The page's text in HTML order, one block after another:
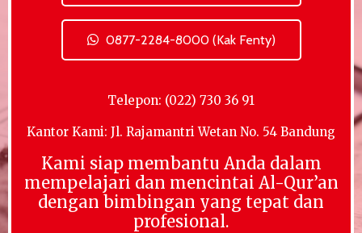
0877-2284-8000 (Kak Fenty)
Telepon: (022) 730 36 91
Kantor Kami: Jl. Rajamantri Wetan No. 54 Bandung
Kami siap membantu Anda dalam
mempelajari dan mencintai Al-Qur’an
dengan bimbingan yang tepat dan
profesional.